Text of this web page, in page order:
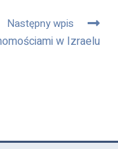
Następny wpis
w Izraelu